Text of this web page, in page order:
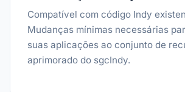
Compatível com código Indy
Mudanças mínimas necessárias
suas aplicações ao conjunto de
aprimorado do sgcIndy.